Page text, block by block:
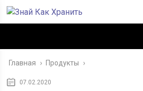
Главная › Продукты ›
07.02.2020